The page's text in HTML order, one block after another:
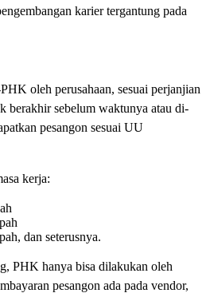
karier tergantung pada
oleh perusahaan, sesuai perjanjian
berakhir sebelum waktunya atau di-
pesangon sesuai UU
kerja:
dan seterusnya.
PHK hanya bisa dilakukan oleh
pesangon ada pada vendor,